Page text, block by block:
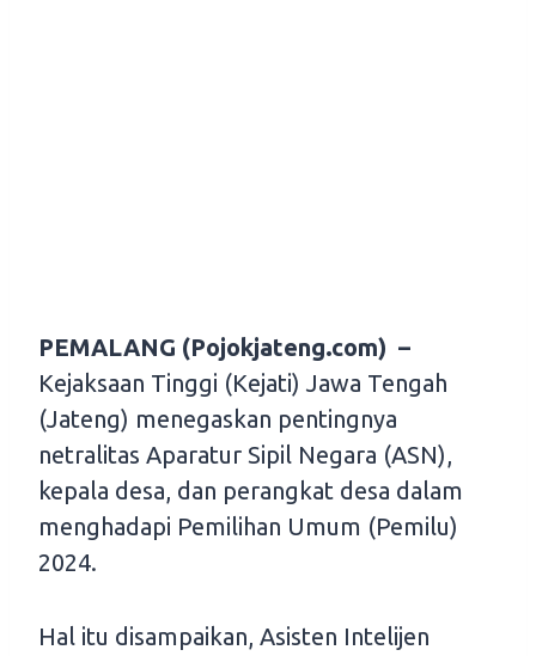
PEMALANG (Pojokjateng.com) –
Kejaksaan Tinggi (Kejati) Jawa Tengah
(Jateng) menegaskan pentingnya
netralitas Aparatur Sipil Negara (ASN),
kepala desa, dan perangkat desa dalam
menghadapi Pemilihan Umum (Pemilu)
2024.
Hal itu disampaikan, Asisten Intelijen